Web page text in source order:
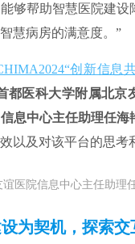
够帮助智慧医院建设
慧病房的满意度。”
创新信息
都医科大学附属北京
息中心主任助理任海
以及对该平台的思考
谊医院信息中心主任助理
为契机，探索